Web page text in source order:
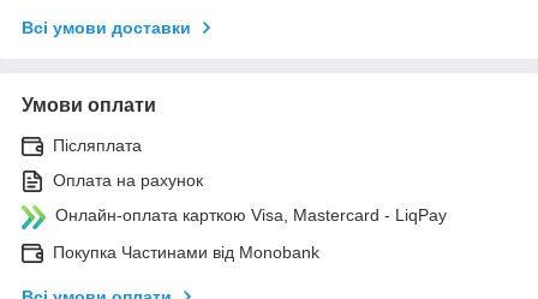
Всі умови доставки
Умови оплати
Післяплата
Оплата на рахунок
Онлайн-оплата карткою Visa, Mastercard - LiqPay
Покупка Частинами від Monobank